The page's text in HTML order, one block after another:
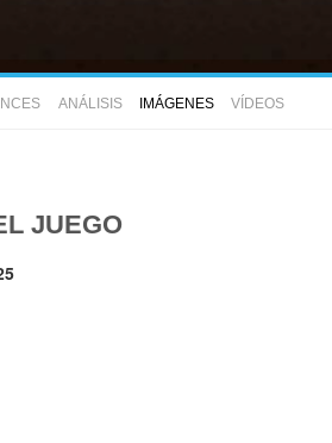
ANÁLISIS IMÁGENES VÍDEOS
JUEGO